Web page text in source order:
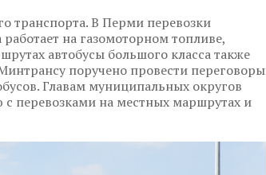
транспорта. В Перми перевозки
на газомоторном топливе,
автобусы большого класса также
поручено провести переговоры
Главам муниципальных округов
перевозками на местных маршрутах и